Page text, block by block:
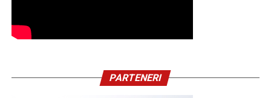
PARTENERI